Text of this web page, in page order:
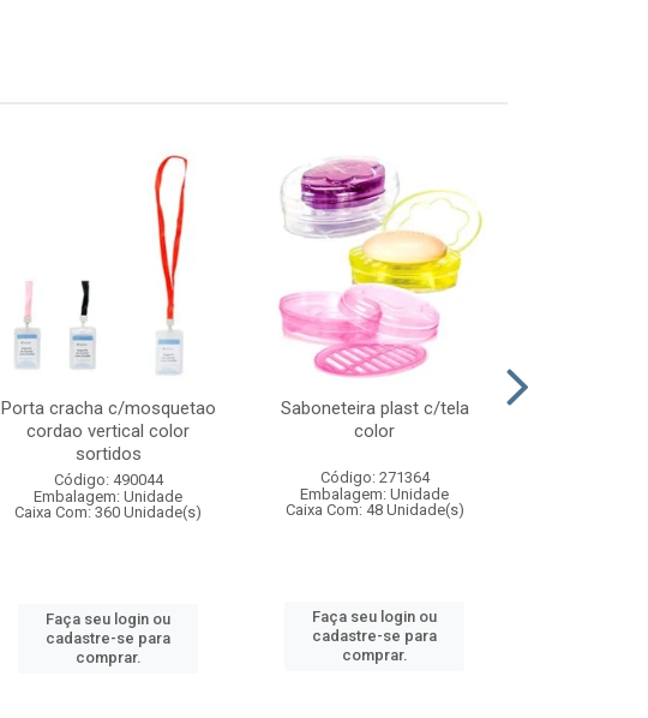
Porta cracha c/mosquetao
cordao vertical color
sortidos
Código: 490044
Embalagem: Unidade
Caixa Com: 360 Unidade(s)
Faça seu login ou
cadastre-se para
comprar.
Saboneteira plast c/tela
color
Código: 271364
Embalagem: Unidade
Caixa Com: 48 Unidade(s)
Faça seu login ou
cadastre-se para
comprar.